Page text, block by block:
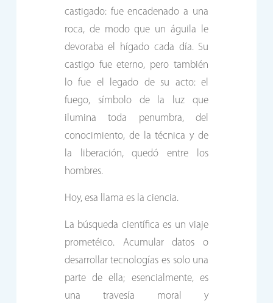
castigado: fue encadenado a una
roca, de modo que un águila le
devoraba el hígado cada día. Su
castigo fue eterno, pero también
lo fue el legado de su acto: el
fuego, símbolo de la luz que
ilumina toda penumbra, del
conocimiento, de la técnica y de
la liberación, quedó entre los
hombres.
Hoy, esa llama es la ciencia.
La búsqueda científica es un viaje
prometéico. Acumular datos o
desarrollar tecnologías es solo una
parte de ella; esencialmente, es
una travesía moral y